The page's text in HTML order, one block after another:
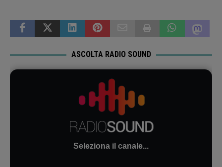
ASCOLTA RADIO SOUND
Seleziona il canale...